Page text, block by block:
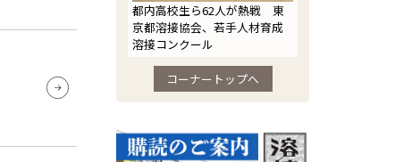
都内高校生ら62人が熱戦 東
京都溶接協会、若手人材育成
溶接コンクール
コーナートップへ